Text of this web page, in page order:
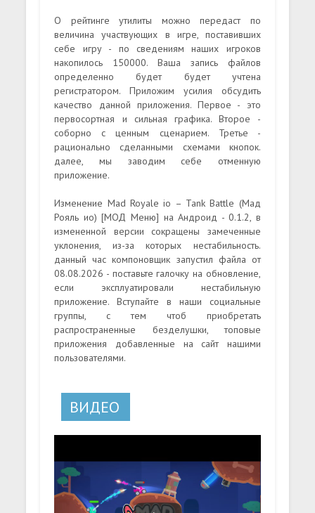
О рейтинге утилиты можно передаст по
величина участвующих в игре, поставивших
себе игру - по сведениям наших игроков
накопилось 150000. Ваша запись файлов
определенно будет будет учтена
регистратором. Приложим усилия обсудить
качество данной приложения. Первое - это
первосортная и сильная графика. Второе -
соборно с ценным сценарием. Третье -
рационально сделанными схемами кнопок.
далее, мы заводим себе отменную
приложение.
Изменение Mad Royale io – Tank Battle (Мад
Рояль ио) [МОД Меню] на Андроид - 0.1.2, в
измененной версии сокращены замеченные
уклонения, из-за которых нестабильность.
данный час компоновщик запустил файла от
08.08.2026 - поставьте галочку на обновление,
если эксплуатировали нестабильную
приложение. Вступайте в наши социальные
группы, с тем чтоб приобретать
распространенные безделушки, топовые
приложения добавленные на сайт нашими
пользователями.
ВИДЕО